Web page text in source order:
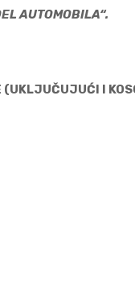
KOJI MODEL
I